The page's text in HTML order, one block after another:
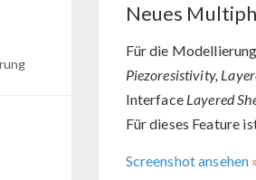
Neues
Für die
Piezoresistivity,
Interface Layered
Für dieses Feature
Screenshot ansehen